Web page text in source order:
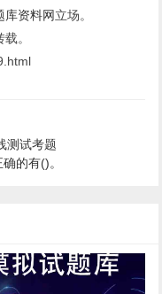
库资料网立场。
。
测试考题
的有()。